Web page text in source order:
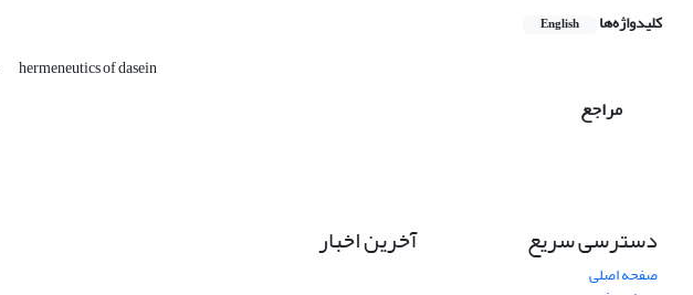
کلیدواژه‌ها English
hermeneutics of dasein
مراجع
دسترسی سریع
صفحه اصلی
آخرین اخبار